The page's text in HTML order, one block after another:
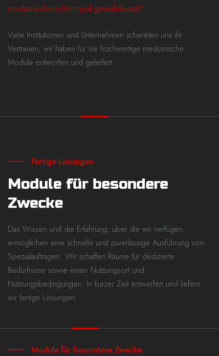
medizinischem Personal gewährleistet?
Viele Institutionen und Unternehmen schenkten uns ihr
Vertrauen, wir haben für sie hochwertige medizinische
Module entworfen und geliefert.
Fertige Lösungen
Module für besondere
Zwecke
Das Wissen und die Erfahrung, über die wir verfügen,
ermöglichen eine schnelle und zuverlässige Ausführung von
Spezialaufträgen. Wir schaffen Räume für dedizierte
Bedürfnisse sowie einen Nutzungsort und
Nutzungsbedingungen. In kurzer Zeit entwerfen und liefern
wir fertige Lösungen.
Module für besondere Zwecke